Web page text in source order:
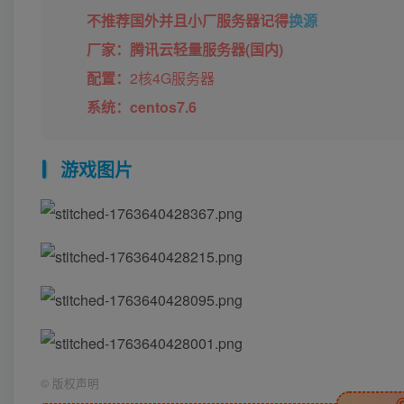
不推荐国外并且小厂服务器记得换源
厂家：腾讯云轻量服务器(国内)
配置：2核4G服务器
系统：centos7.6
游戏图片
© 版权声明